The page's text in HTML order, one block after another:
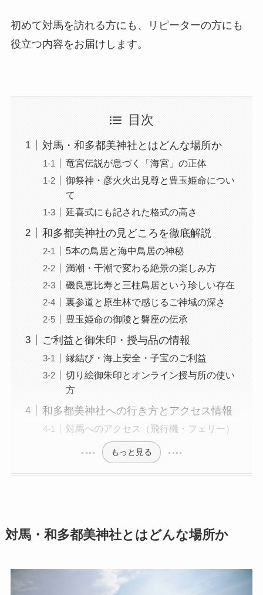
初めて対馬を訪れる方にも、リピーターの方にも
役立つ内容をお届けします。
目次
対馬・和多都美神社とはどんな場所か
竜宮伝説が息づく「海宮」の正体
御祭神・彦火火出見尊と豊玉姫命につい
て
延喜式にも記された格式の高さ
和多都美神社の見どころを徹底解説
5本の鳥居と海中鳥居の神秘
満潮・干潮で変わる絶景の楽しみ方
磯良恵比寿と三柱鳥居という珍しい存在
裏参道と原生林で感じるご神域の深さ
豊玉姫命の御陵と磐座の伝承
ご利益と御朱印・授与品の情報
縁結び・海上安全・子宝のご利益
切り絵御朱印とオンライン授与所の使い
方
和多都美神社への行き方とアクセス情報
対馬へのアクセス（飛行機・フェリー）
もっと見る
対馬・和多都美神社とはどんな場所か